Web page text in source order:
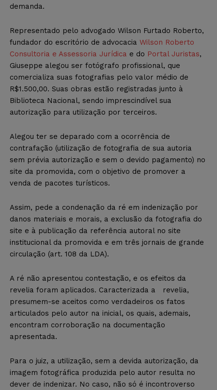
demanda.
Representado pelo advogado Wilson Furtado Roberto,
fundador do escritório de advocacia Wilson Roberto
Consultoria e Assessoria Jurídica e do Portal Juristas,
Giuseppe alegou ser fotógrafo profissional, que
comercializa suas fotografias pelo valor médio de
R$1.500,00. Suas obras estão registradas junto à
Biblioteca Nacional, sendo imprescindível sua
autorização para utilização por terceiros.
Alegou ter se deparado com a ocorrência de
contrafação (utilização de fotografia de sua autoria
sem prévia autorização e sem o devido pagamento) no
site da promovida, com o objetivo de promover a
venda de pacotes turísticos.
Assim, pede a condenação da ré em indenização por
danos materiais e morais, a exclusão da fotografia do
site e à publicação da referência autoral no site
institucional da promovida e em três jornais de grande
circulação (art. 108 da LDA).
A ré não apresentou contestação, e os efeitos da
revelia foram aplicados. Caracterizada a revelia,
presumem-se aceitos como verdadeiros os fatos
articulados pelo autor na inicial, os quais, ademais,
encontram corroboração na documentação
apresentada.
Para o juiz, a utilização, sem a devida autorização, da
imagem fotográfica produzida pelo autor resulta no
dever de indenizar. No caso, não só é incontroverso